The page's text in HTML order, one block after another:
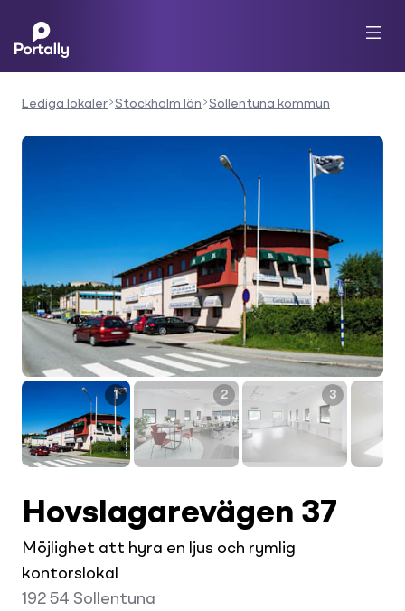
Lediga lokaler Stockholm län Sollentuna kommun
1 2 3
Hovslagarevägen 37
Möjlighet att hyra en ljus och rymlig
kontorslokal
192 54 Sollentuna